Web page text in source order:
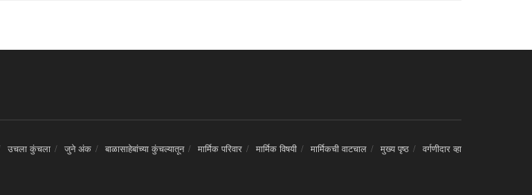
उचला कुंचला जुने अंक बाळासाहेबांच्या कुंचल्यातून मार्मिक परिवार मार्मिक विषयी मार्मिकची वाटचाल मुख्य पृष्ठ वर्गणीदार व्हा